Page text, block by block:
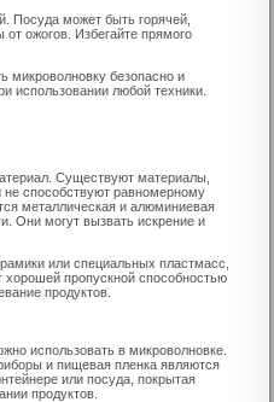
Посуда может быть горячей,
ожогов. Избегайте прямого
микроволновку безопасно и
использовании любой техники.
Существуют материалы,
не способствуют равномерному
металлическая и алюминиевая
Они могут вызвать искрение и
или специальных пластмасс,
пропускной способностью
продуктов.
использовать в микроволновке.
и пищевая пленка являются
или посуда, покрытая
продуктов.